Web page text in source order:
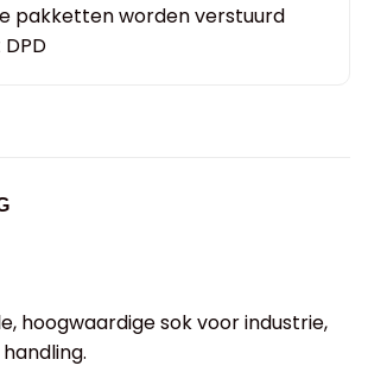
pakketten worden verstuurd
hoogwaardige sok voor industrie,